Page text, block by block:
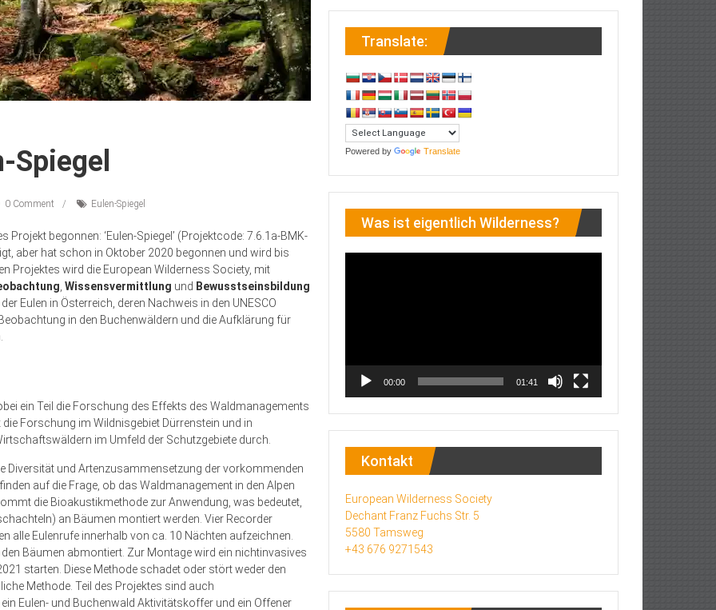
Spiegel
0 Comment Eulen-Spiegel
Projekt begonnen: ‘Eulen-Spiegel’ (Projektcode: 7.6.1a-BMK-
aber hat schon in Oktober 2020 begonnen und wird bis
Projektes wird die European Wilderness Society, mit
Wissensvermittlung und Bewusstseinsbildung
Eulen in Österreich, deren Nachweis in den UNESCO
in den Buchenwäldern und die Aufklärung für
ein Teil die Forschung des Effekts des Waldmanagements
Forschung im Wildnisgebiet Dürrenstein und in
im Umfeld der Schutzgebiete durch.
Diversität und Artenzusammensetzung der vorkommenden
auf die Frage, ob das Waldmanagement in den Alpen
die Bioakustikmethode zur Anwendung, was bedeutet,
an Bäumen montiert werden. Vier Recorder
alle Eulenrufe innerhalb von ca. 10 Nächten aufzeichnen.
Bäumen abmontiert. Zur Montage wird ein nichtinvasives
starten. Diese Methode schadet oder stört weder den
Methode. Teil des Projektes sind auch
Eulen- und Buchenwald Aktivitätskoffer und ein Offener
Translate:
Powered by Translate
Was ist eigentlich Wilderness?
00:00 01:41
Kontakt
European Wilderness Society
Dechant Franz Fuchs Str. 5
5580 Tamsweg
+43 676 9271543